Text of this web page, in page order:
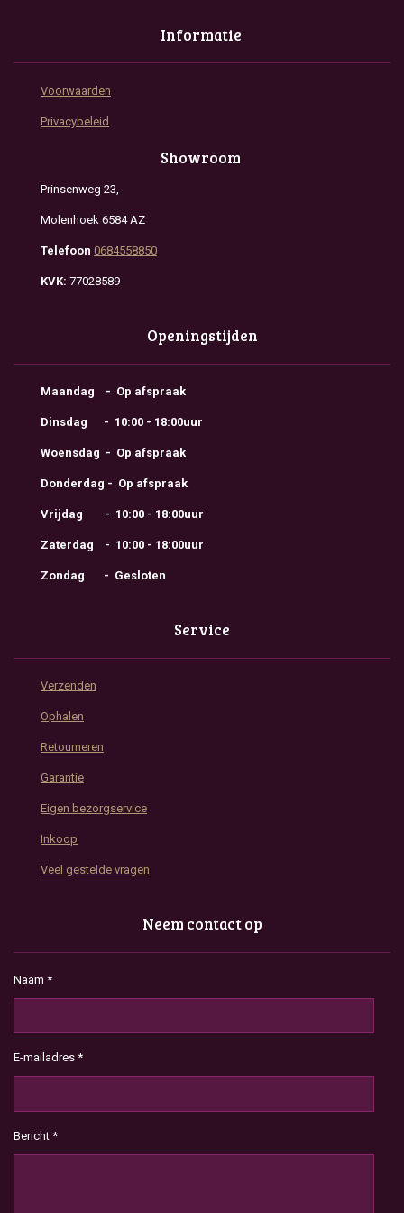
Informatie
Voorwaarden
Privacybeleid
Showroom
Prinsenweg 23,
Molenhoek 6584 AZ
Telefoon 0684558850
KVK: 77028589
Openingstijden
Maandag - Op afspraak
Dinsdag - 10:00 - 18:00uur
Woensdag - Op afspraak
Donderdag - Op afspraak
Vrijdag - 10:00 - 18:00uur
Zaterdag - 10:00 - 18:00uur
Zondag - Gesloten
Service
Verzenden
Ophalen
Retourneren
Garantie
Eigen bezorgservice
Inkoop
Veel gestelde vragen
Neem contact op
Naam *
E-mailadres *
Bericht *